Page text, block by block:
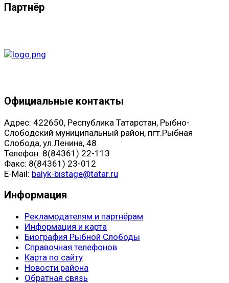
Партнёр
Официальные контакты
Адрес: 422650, Республика Татарстан, Рыбно-
Слободский муниципальный район, пгт.Рыбная
Слобода, ул.Ленина, 48
Телефон: 8(84361) 22-113
Факс: 8(84361) 23-012
E-Mail: balyk-bistage@tatar.ru
Информация
Рекламодателям и партнёрам
Информация и карта
Биография Рыбной Слободы
Справочная телефонов
Карта по сайту
Новости района
Обратная связь